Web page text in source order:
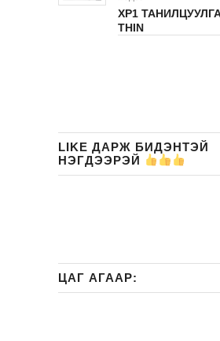
XP1
THIN
LIKE ДАРЖ БИДЭНТЭЙ
НЭГДЭЭРЭЙ
ЦАГ АГААР: